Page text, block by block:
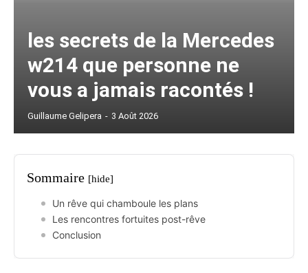
les secrets de la Mercedes
w214 que personne ne
vous a jamais racontés !
Guillaume Gelipera - 3 Août 2026
Sommaire [hide]
Un rêve qui chamboule les plans
Les rencontres fortuites post-rêve
Conclusion